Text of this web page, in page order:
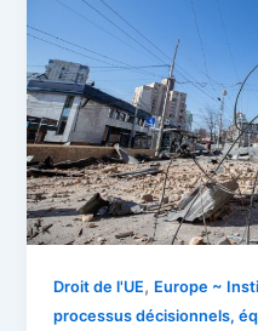
Droit de l'UE, Europe ~
processus décisionnels,